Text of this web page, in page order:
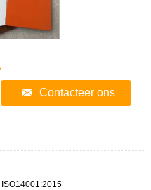
Contacteer ons